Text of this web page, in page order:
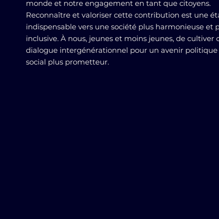
monde et notre engagement en tant que citoyens.
Reconnaître et valoriser cette contribution est une
indispensable vers une société plus harmonieuse et
inclusive. À nous, jeunes et moins jeunes, de cultiver
dialogue intergénérationnel pour un avenir
social plus prometteur.